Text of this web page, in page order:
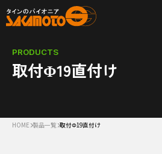
PRODUCTS
取付Φ19直付け
HOME 製品一覧 取付Φ19直付け